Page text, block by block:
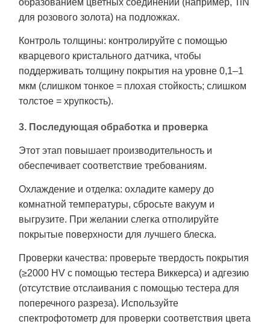
образованием цветных соединений (например, TiN
для розового золота) на подложках.
Контроль толщины: контролируйте с помощью
кварцевого кристального датчика, чтобы
поддерживать толщину покрытия на уровне 0,1–1
мкм (слишком тонкое = плохая стойкость; слишком
толстое = хрупкость).
3. Последующая обработка и проверка
Этот этап повышает производительность и
обеспечивает соответствие требованиям.
Охлаждение и отделка: охладите камеру до
комнатной температуры, сбросьте вакуум и
выгрузите. При желании слегка отполируйте
покрытые поверхности для лучшего блеска.
Проверки качества: проверьте твердость покрытия
(≥2000 HV с помощью тестера Виккерса) и адгезию
(отсутствие отслаивания с помощью тестера для
поперечного разреза). Используйте
спектрофотометр для проверки соответствия цвета